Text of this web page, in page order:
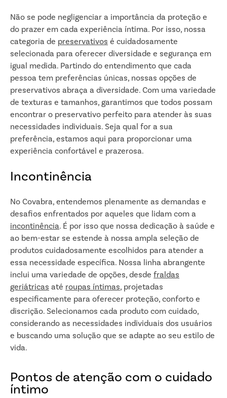
Não se pode negligenciar a importância da proteção e
do prazer em cada experiência íntima. Por isso, nossa
categoria de preservativos é cuidadosamente
selecionada para oferecer diversidade e segurança em
igual medida. Partindo do entendimento que cada
pessoa tem preferências únicas, nossas opções de
preservativos abraça a diversidade. Com uma variedade
de texturas e tamanhos, garantimos que todos possam
encontrar o preservativo perfeito para atender às suas
necessidades individuais. Seja qual for a sua
preferência, estamos aqui para proporcionar uma
experiência confortável e prazerosa.
Incontinência
No Covabra, entendemos plenamente as demandas e
desafios enfrentados por aqueles que lidam com a
incontinência. É por isso que nossa dedicação à saúde e
ao bem-estar se estende à nossa ampla seleção de
produtos cuidadosamente escolhidos para atender a
essa necessidade específica. Nossa linha abrangente
inclui uma variedade de opções, desde fraldas
geriátricas até roupas íntimas, projetadas
especificamente para oferecer proteção, conforto e
discrição. Selecionamos cada produto com cuidado,
considerando as necessidades individuais dos usuários
e buscando uma solução que se adapte ao seu estilo de
vida.
Pontos de atenção com o cuidado
íntimo